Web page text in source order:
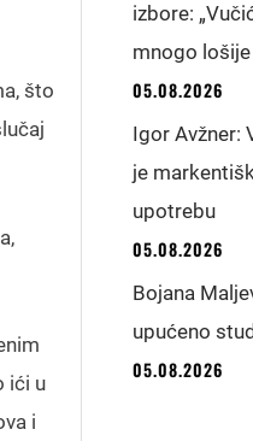
što
ići u
i
izbore:
mnogo
05.08.2026
Igor Avžner:
je
upotrebu
05.08.2026
Bojana
upućeno
05.08.2026